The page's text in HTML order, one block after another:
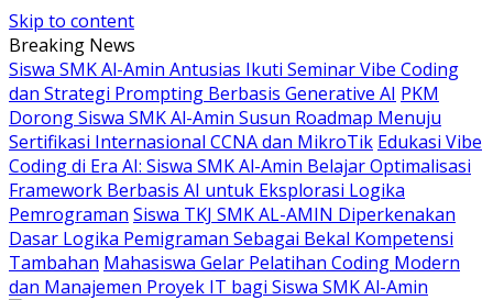
Skip to content
Breaking News
Siswa SMK Al-Amin Antusias Ikuti Seminar Vibe Coding
dan Strategi Prompting Berbasis Generative AI PKM
Dorong Siswa SMK Al-Amin Susun Roadmap Menuju
Sertifikasi Internasional CCNA dan MikroTik Edukasi Vibe
Coding di Era AI: Siswa SMK Al-Amin Belajar Optimalisasi
Framework Berbasis AI untuk Eksplorasi Logika
Pemrograman Siswa TKJ SMK AL-AMIN Diperkenakan
Dasar Logika Pemigraman Sebagai Bekal Kompetensi
Tambahan Mahasiswa Gelar Pelatihan Coding Modern
dan Manajemen Proyek IT bagi Siswa SMK Al-Amin